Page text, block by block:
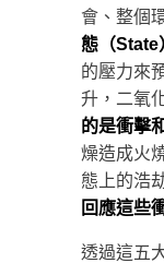
會、整個
態（State
的壓力來
升，二氧
的是衝擊
燥造成火
態上的浩
回應這些
透過這五